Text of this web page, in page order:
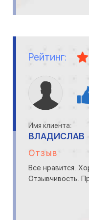
Рейтинг:
Имя клиента:
ВЛАДИСЛАВ
Отзыв
Все нравится.
Отзывчивость.